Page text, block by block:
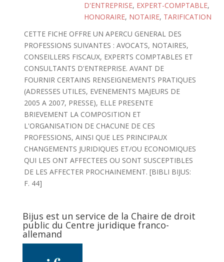
D'ENTREPRISE, EXPERT-COMPTABLE,
HONORAIRE, NOTAIRE, TARIFICATION
CETTE FICHE OFFRE UN APERCU GENERAL DES
PROFESSIONS SUIVANTES : AVOCATS, NOTAIRES,
CONSEILLERS FISCAUX, EXPERTS COMPTABLES ET
CONSULTANTS D'ENTREPRISE. AVANT DE
FOURNIR CERTAINS RENSEIGNEMENTS PRATIQUES
(ADRESSES UTILES, EVENEMENTS MAJEURS DE
2005 A 2007, PRESSE), ELLE PRESENTE
BRIEVEMENT LA COMPOSITION ET
L'ORGANISATION DE CHACUNE DE CES
PROFESSIONS, AINSI QUE LES PRINCIPAUX
CHANGEMENTS JURIDIQUES ET/OU ECONOMIQUES
QUI LES ONT AFFECTEES OU SONT SUSCEPTIBLES
DE LES AFFECTER PROCHAINEMENT. [BIBLI BIJUS:
F. 44]
Bijus est un service de la Chaire de droit
public du Centre juridique franco-
allemand